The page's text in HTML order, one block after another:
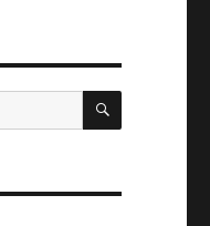
SZUKAJ